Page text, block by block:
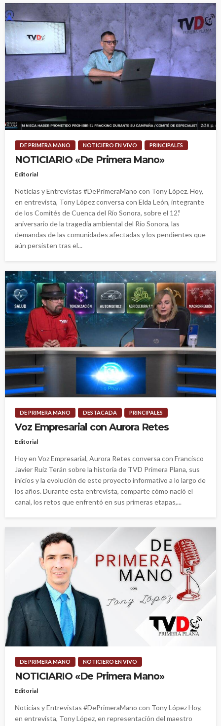
DE PRIMERA MANO NOTICIERO EN VIVO PRINCIPALES
NOTICIARIO «De Primera Mano»
Editorial
Noticias y Entrevistas #DePrimeraMano con Tony López. Hoy,
en entrevista, Tony López conversa con Elda León, integrante
de los Comités de Cuenca del Río Sonora, sobre el 12.º
aniversario de la tragedia ambiental del Río Sonora, las
demandas de las comunidades afectadas y los pendientes que
aún persisten tras el...
DE PRIMERA MANO DESTACADA PRINCIPALES
Voz Empresarial con Aurora Retes
Editorial
Hoy en Voz Empresarial, Aurora Retes conversa con Francisco
Javier Ruiz Terán sobre la historia de TVD Primera Plana, sus
inicios y la evolución de este proyecto informativo a lo largo de
los años. Durante esta entrevista, comparte cómo nació el
canal, los retos que enfrentó en sus primeras etapas,...
DE PRIMERA MANO NOTICIERO EN VIVO
NOTICIARIO «De Primera Mano»
Editorial
Noticias y Entrevistas #DePrimeraMano con Tony López Hoy,
en entrevista, Tony López, en representación del maestro